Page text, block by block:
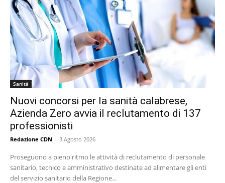
Sanità
Nuovi concorsi per la sanità calabrese,
Azienda Zero avvia il reclutamento di 137
professionisti
Redazione CDN - 3 Agosto 2026
Proseguono a pieno ritmo le attività di reclutamento di personale
sanitario, tecnico e amministrativo destinate ad alimentare gli enti
del servizio sanitario della Regione...